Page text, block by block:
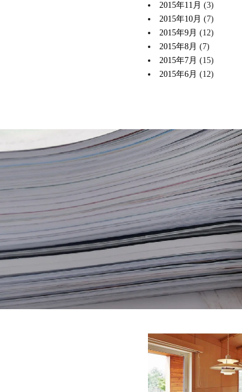
2015年11月 (3)
2015年10月 (7)
2015年9月 (12)
2015年8月 (7)
2015年7月 (15)
2015年6月 (12)